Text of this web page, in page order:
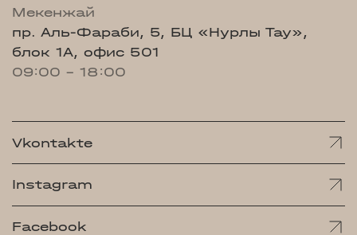
Мекенжай
пр. Аль-Фараби, 5, БЦ «Нурлы Тау»,
блок 1А, офис 501
09:00 - 18:00
Vkontakte
Instagram
Facebook